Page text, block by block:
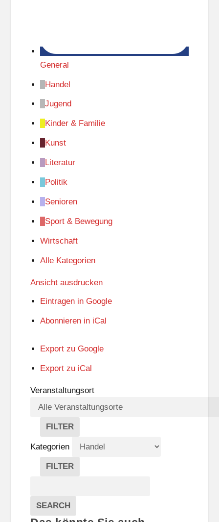
General
Handel
Jugend
Kinder & Familie
Kunst
Literatur
Politik
Senioren
Sport & Bewegung
Wirtschaft
Alle Kategorien
Ansicht ausdrucken
Eintragen in Google
Abonnieren in iCal
Export zu Google
Export zu iCal
Veranstaltungsort
FILTER
V
E
R
A
A
L
Kategorien
FILTER
E
G
Veranstaltungen
SEARCH